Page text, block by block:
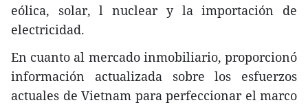
eólica, solar, l nuclear y la importación de
electricidad.
En cuanto al mercado inmobiliario, proporcionó
información actualizada sobre los esfuerzos
actuales de Vietnam para perfeccionar el marco